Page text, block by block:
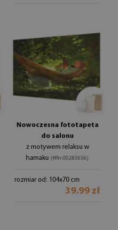
Nowoczesna fototapeta
do salonu
z motywem relaksu w
hamaku (#ffn-00285656)
rozmiar od: 104x70 cm
39.99 zł